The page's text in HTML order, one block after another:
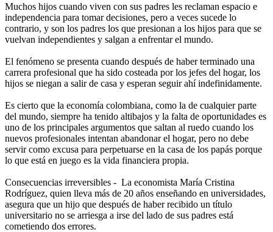
Muchos hijos cuando viven con sus padres les reclaman espacio e
independencia para tomar decisiones, pero a veces sucede lo
contrario, y son los padres los que presionan a los hijos para que se
vuelvan independientes y salgan a enfrentar el mundo.
El fenómeno se presenta cuando después de haber terminado una
carrera profesional que ha sido costeada por los jefes del hogar, los
hijos se niegan a salir de casa y esperan seguir ahí indefinidamente.
Es cierto que la economía colombiana, como la de cualquier parte
del mundo, siempre ha tenido altibajos y la falta de oportunidades es
uno de los principales argumentos que saltan al ruedo cuando los
nuevos profesionales intentan abandonar el hogar, pero no debe
servir como excusa para perpetuarse en la casa de los papás porque
lo que está en juego es la vida financiera propia.
Consecuencias irreversibles - La economista María Cristina
Rodríguez, quien lleva más de 20 años enseñando en universidades,
asegura que un hijo que después de haber recibido un título
universitario no se arriesga a irse del lado de sus padres está
cometiendo dos errores.